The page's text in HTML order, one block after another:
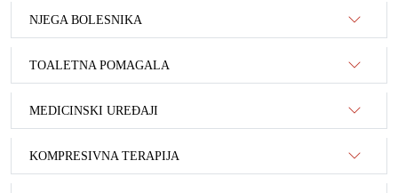
NJEGA BOLESNIKA
TOALETNA POMAGALA
MEDICINSKI UREĐAJI
KOMPRESIVNA TERAPIJA